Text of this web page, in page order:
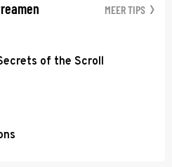
MEER TIPS
of the Scroll